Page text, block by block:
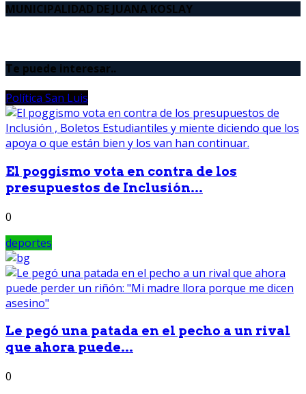
MUNICIPALIDAD DE JUANA KOSLAY
Te puede interesar..
Política San Luis
El poggismo vota en contra de los
presupuestos de Inclusión...
0
deportes
Le pegó una patada en el pecho a un rival
que ahora puede...
0